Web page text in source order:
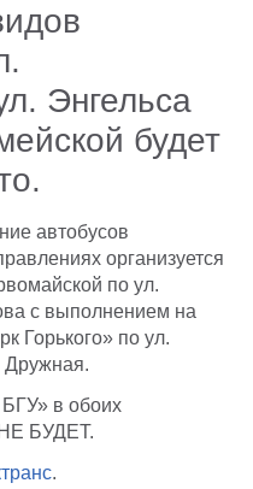
Энгельса
будет
автобусов
организуется
по ул.
с выполнением на
Горького» по ул.
Дружная.
в обоих
БУДЕТ.
.